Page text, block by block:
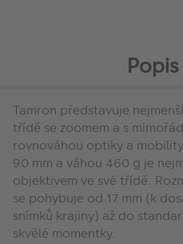
Tamron představuje
třídě se zoomem a s
rovnováhou optiky a
90 mm a váhou 460 g je
objektivem ve své třídě.
se pohybuje od 17 mm (k
snímků krajiny) až do
skvělé momentky.